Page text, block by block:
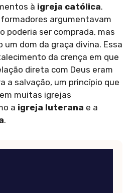
à igreja católica.
argumentavam
poderia ser comprada, mas
um dom da graça divina. Essa
da crença em que
direta com Deus eram
a salvação, um princípio que
muitas igrejas
a igreja luterana e a
.